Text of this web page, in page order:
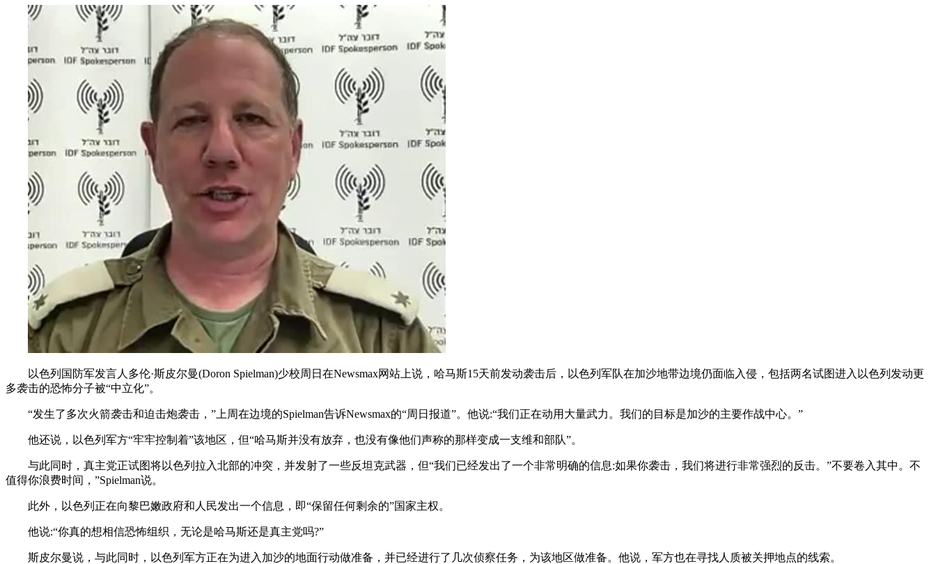
以色列国防军发言人多伦·斯皮尔曼(Doron Spielman)少校周日在Newsmax网站上说，哈马斯15天前发动袭击后，以色列军队在加沙地带边境仍面临入侵，包括两名试图进入以色列发动更
多袭击的恐怖分子被“中立化”。
“发生了多次火箭袭击和迫击炮袭击，”上周在边境的Spielman告诉Newsmax的“周日报道”。他说:“我们正在动用大量武力。我们的目标是加沙的主要作战中心。”
他还说，以色列军方“牢牢控制着”该地区，但“哈马斯并没有放弃，也没有像他们声称的那样变成一支维和部队”。
与此同时，真主党正试图将以色列拉入北部的冲突，并发射了一些反坦克武器，但“我们已经发出了一个非常明确的信息:如果你袭击，我们将进行非常强烈的反击。”不要卷入其中。不
值得你浪费时间，”Spielman说。
此外，以色列正在向黎巴嫩政府和人民发出一个信息，即“保留任何剩余的”国家主权。
他说:“你真的想相信恐怖组织，无论是哈马斯还是真主党吗?”
斯皮尔曼说，与此同时，以色列军方正在为进入加沙的地面行动做准备，并已经进行了几次侦察任务，为该地区做准备。他说，军方也在寻找人质被关押地点的线索。